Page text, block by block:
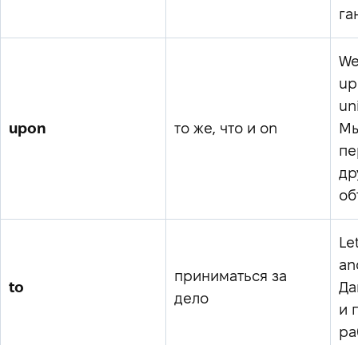
upon то же, что и on
to
приниматься за
дело
и